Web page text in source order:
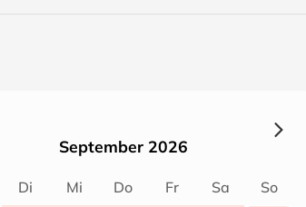
September 2026
Di Mi Do Fr Sa
So